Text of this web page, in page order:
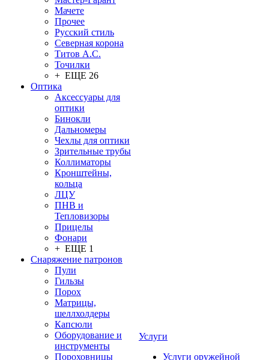
Мачете
Прочее
Русский стиль
Северная корона
Титов А.С.
Точилки
+ ЕЩЕ 26
Оптика
Аксессуары для
оптики
Бинокли
Дальномеры
Чехлы для оптики
Зрительные трубы
Коллиматоры
Кронштейны,
кольца
ЛЦУ
ПНВ и
Тепловизоры
Прицелы
Фонари
+ ЕЩЕ 1
Снаряжение патронов
Пули
Гильзы
Порох
Матрицы,
шеллхолдеры
Капсюли
Оборудование и
инструменты
Пороховницы
Услуги
Услуги оружейной